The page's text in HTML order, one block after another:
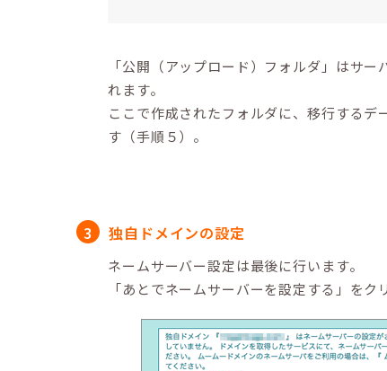
「公開（アップロード）フォルダ」はサ
れます。
ここで作成されたフォルダに、移行するデ
す（手順５）。
独自ドメインの設定
ネームサーバー設定は最後に行います。
「あとでネームサーバーを設定する」をク